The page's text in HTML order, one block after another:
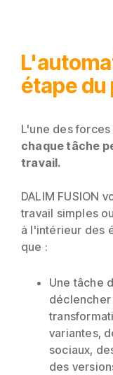
étape du
L'une des forces
chaque tâche
travail.
DALIM FUSION
travail simples
à l'intérieur des
que :
Une tâche
déclencher
variantes,
sociaux,
des